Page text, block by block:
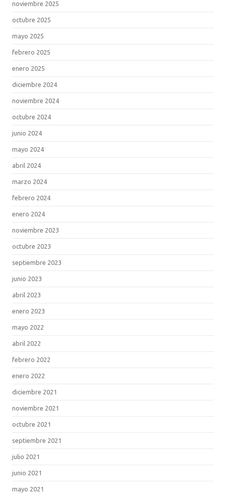
noviembre 2025
octubre 2025
mayo 2025
febrero 2025
enero 2025
diciembre 2024
noviembre 2024
octubre 2024
junio 2024
mayo 2024
abril 2024
marzo 2024
febrero 2024
enero 2024
noviembre 2023
octubre 2023
septiembre 2023
junio 2023
abril 2023
enero 2023
mayo 2022
abril 2022
febrero 2022
enero 2022
diciembre 2021
noviembre 2021
octubre 2021
septiembre 2021
julio 2021
junio 2021
mayo 2021